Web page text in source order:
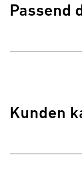
Passend
Kunden